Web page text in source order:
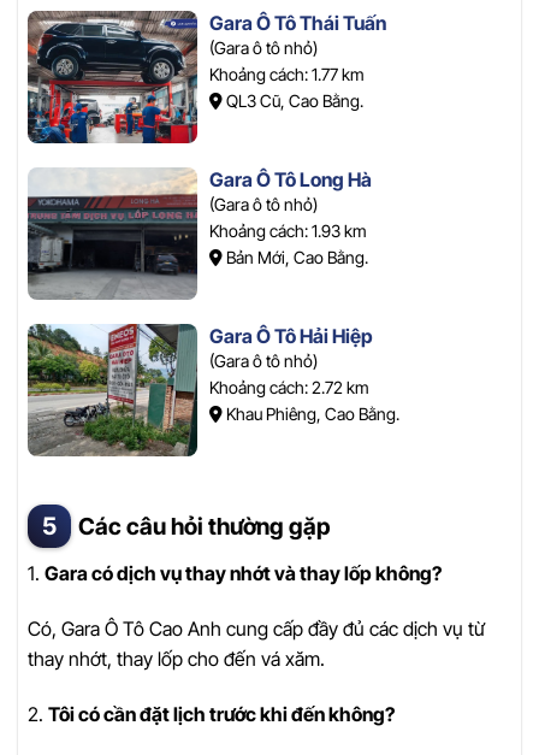
Gara Ô Tô Thái Tuấn
(Gara ô tô nhỏ)
Khoảng cách: 1.77 km
QL3 Cũ, Cao Bằng.
Gara Ô Tô Long Hà
(Gara ô tô nhỏ)
Khoảng cách: 1.93 km
Bản Mới, Cao Bằng.
Gara Ô Tô Hải Hiệp
(Gara ô tô nhỏ)
Khoảng cách: 2.72 km
Khau Phiêng, Cao Bằng.
Các câu hỏi thường gặp
1. Gara có dịch vụ thay nhớt và thay lốp không?
Có, Gara Ô Tô Cao Anh cung cấp đầy đủ các dịch vụ từ
thay nhớt, thay lốp cho đến vá xăm.
2. Tôi có cần đặt lịch trước khi đến không?